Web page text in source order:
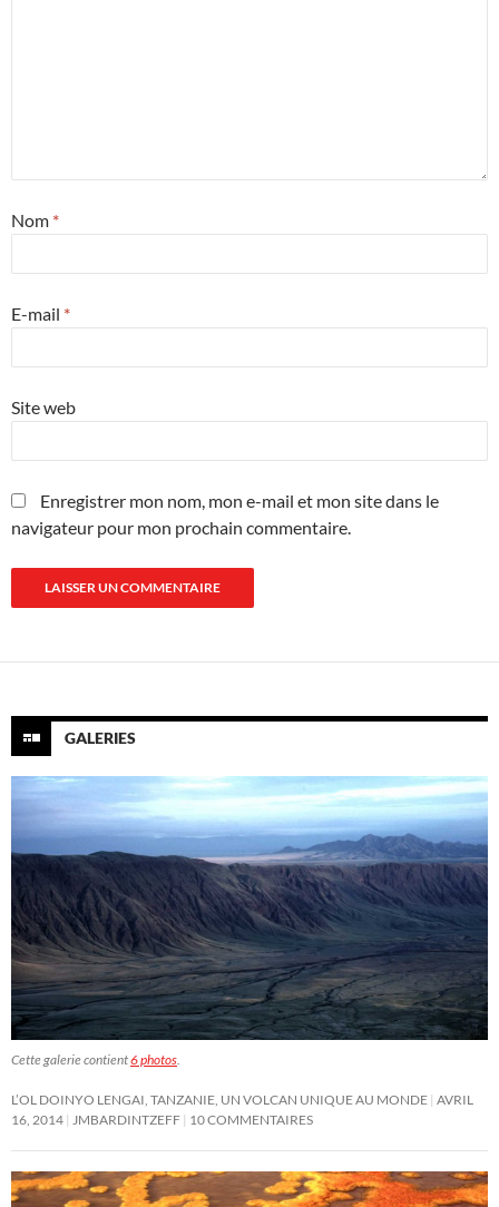
Nom *
E-mail *
Site web
Enregistrer mon nom, mon e-mail et mon site dans le
navigateur pour mon prochain commentaire.
GALERIES
Cette galerie contient6 photos.
L’OL DOINYO LENGAI, TANZANIE, UN VOLCAN UNIQUE AU MONDE AVRIL
16, 2014 JMBARDINTZEFF 10 COMMENTAIRES